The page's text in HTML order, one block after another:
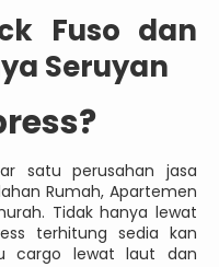
Fuso dan
Seruyan
satu perusahan jasa
Rumah, Apartemen
Tidak hanya lewat
terhitung sedia kan
cargo lewat laut dan